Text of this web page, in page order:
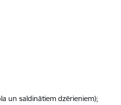
un saldinātiem dzērieniem);